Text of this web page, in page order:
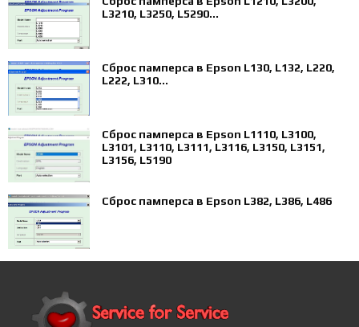
L3210, L3250, L5290...
Сброс памперса в Epson L130, L132, L220,
L222, L310...
Сброс памперса в Epson L1110, L3100,
L3101, L3110, L3111, L3116, L3150, L3151,
L3156, L5190
Сброс памперса в Epson L382, L386, L486